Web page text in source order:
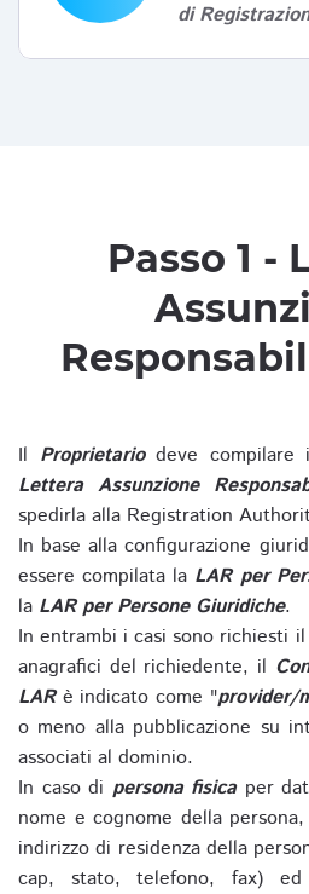
di
Passo 1 -
Il Proprietariodeve
Lettera Assunzione
spedirla alla Registration
In base alla configurazione
essere compilata la LAR per
la LAR per Persone Giuridiche.
In entrambi i casi sono richiesti
anagrafici del richiedente, il
LARè indicato come "provider/
o meno alla pubblicazione su
associati al dominio.
In caso di persona fisicaper
nome e cognome della
indirizzo di residenza della
cap, stato, telefono, fax)